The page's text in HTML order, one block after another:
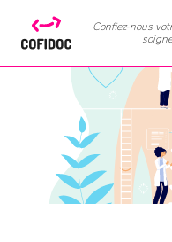
Confiez-nous